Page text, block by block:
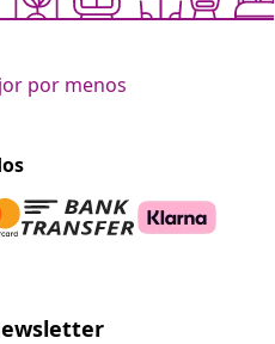
por menos